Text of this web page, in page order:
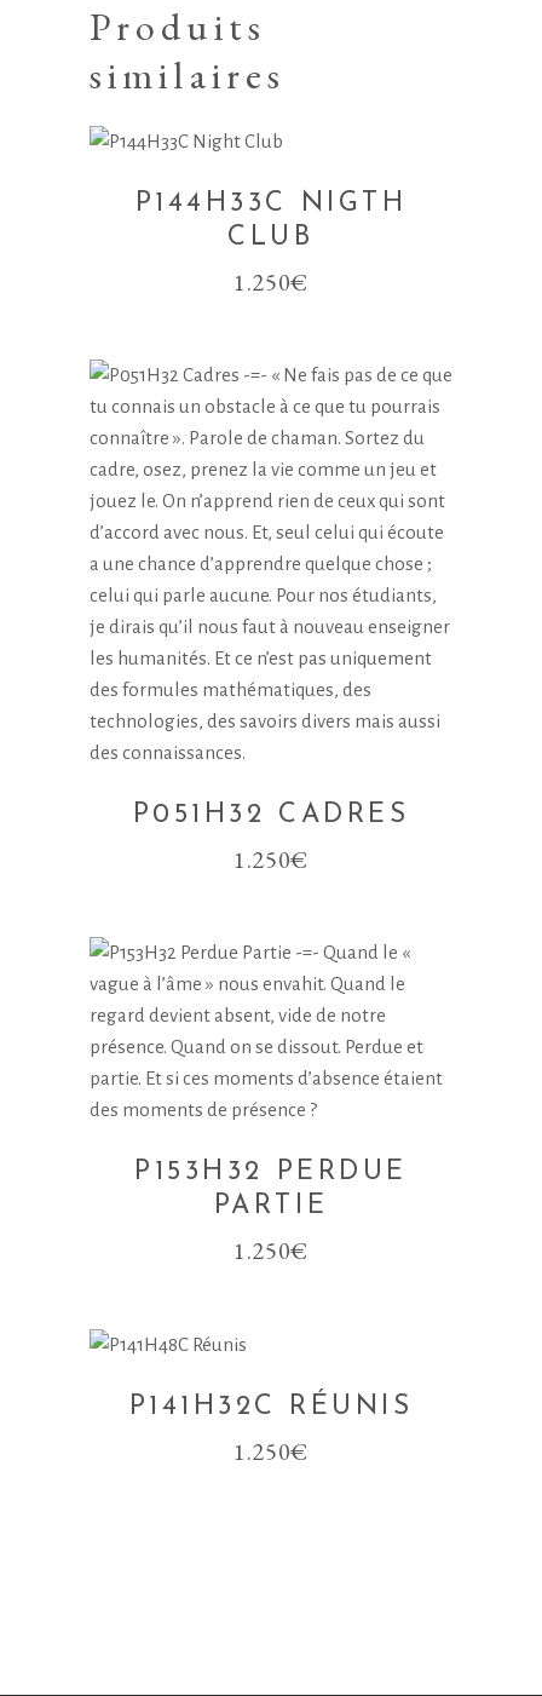
Produits
similaires
P144H33C NIGTH
CLUB
1.250€
P051H32 CADRES
1.250€
P153H32 PERDUE
PARTIE
1.250€
P141H32C RÉUNIS
1.250€